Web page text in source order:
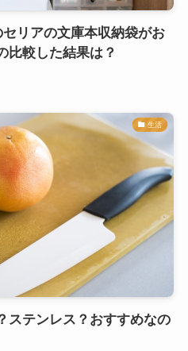
リアの文庫本収納袋がお
比較した結果は？
生活
ステンレス？おすすめなの